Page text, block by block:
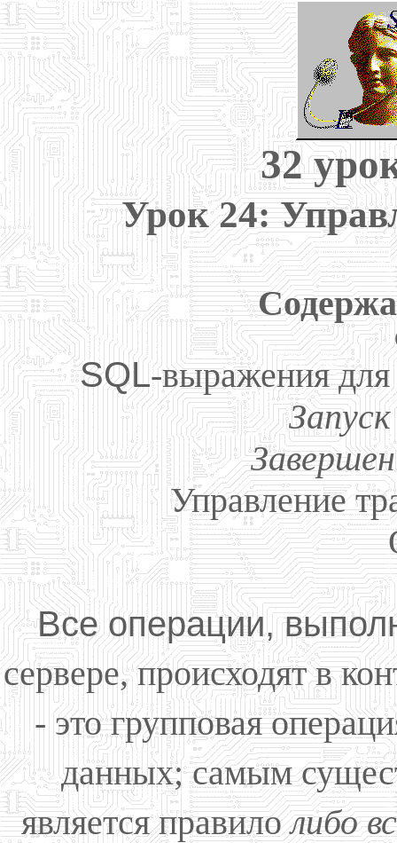
32
Урок 24:
SQL-выражения для
Управление
Все операции,
сервере, происходят в
- это групповая
данных; самым
является правилолибо